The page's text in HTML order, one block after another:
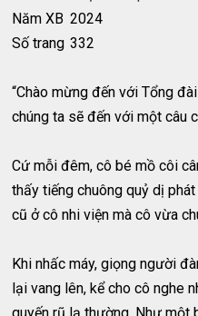
Năm XB 2024
Số trang 332
“Chào mừng đến với Tổng
chúng ta sẽ đến với một câu
Cứ mỗi đêm, cô bé mồ côi
thấy tiếng chuông quỷ dị
cũ ở cô nhi viện mà cô vừa
Khi nhấc máy, giọng người
lại vang lên, kể cho cô nghe